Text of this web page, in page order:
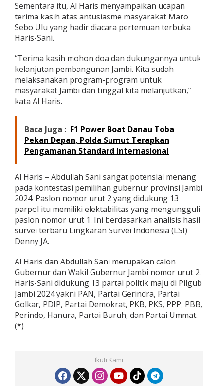
Sementara itu, Al Haris menyampaikan ucapan
terima kasih atas antusiasme masyarakat Maro
Sebo Ulu yang hadir diacara pertemuan terbuka
Haris-Sani.
“Terima kasih mohon doa dan dukungannya untuk
kelanjutan pembangunan Jambi. Kita sudah
melaksanakan program-program untuk
masyarakat Jambi dan tinggal kita melanjutkan,”
kata Al Haris.
Baca Juga : F1 Power Boat Danau Toba
Pekan Depan, Polda Sumut Terapkan
Pengamanan Standard Internasional
Al Haris – Abdullah Sani sangat potensial menang
pada kontestasi pemilihan gubernur provinsi Jambi
2024. Paslon nomor urut 2 yang didukung 13
parpol itu memiliki elektabilitas yang mengungguli
paslon nomor urut 1. Ini berdasarkan analisis hasil
survei terbaru Lingkaran Survei Indonesia (LSI)
Denny JA.
Al Haris dan Abdullah Sani merupakan calon
Gubernur dan Wakil Gubernur Jambi nomor urut 2.
Haris-Sani didukung 13 partai politik maju di Pilgub
Jambi 2024 yakni PAN, Partai Gerindra, Partai
Golkar, PDIP, Partai Demokrat, PKB, PKS, PPP, PBB,
Perindo, Hanura, Partai Buruh, dan Partai Ummat.
(*)
Ikuti Kami